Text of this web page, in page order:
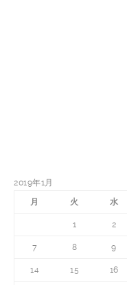
2019年1月
月
火 水
1 2
7 8 9
14 15 16